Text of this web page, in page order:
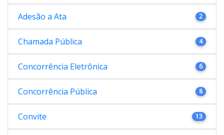
Adesão a Ata 2
Chamada Pública 4
Concorrência Eletrônica 6
Concorrência Pública 8
Convite 13